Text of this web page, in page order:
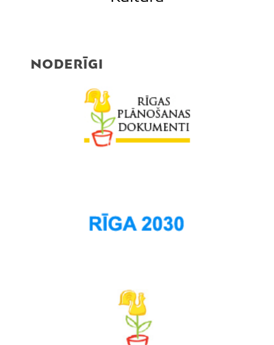
NODERĪGI